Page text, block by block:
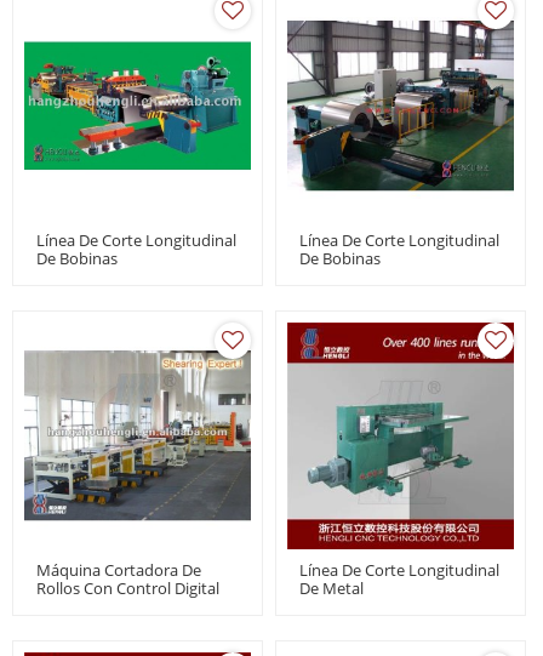
Línea De Corte Longitudinal
De Bobinas
Línea De Corte Longitudinal
De Bobinas
Máquina Cortadora De
Rollos Con Control Digital
Línea De Corte Longitudinal
De Metal